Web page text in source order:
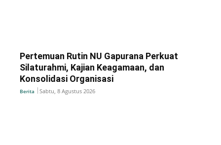
Pertemuan Rutin NU Gapurana Perkuat
Silaturahmi, Kajian Keagamaan, dan
Konsolidasi Organisasi
Berita Sabtu, 8 Agustus 2026